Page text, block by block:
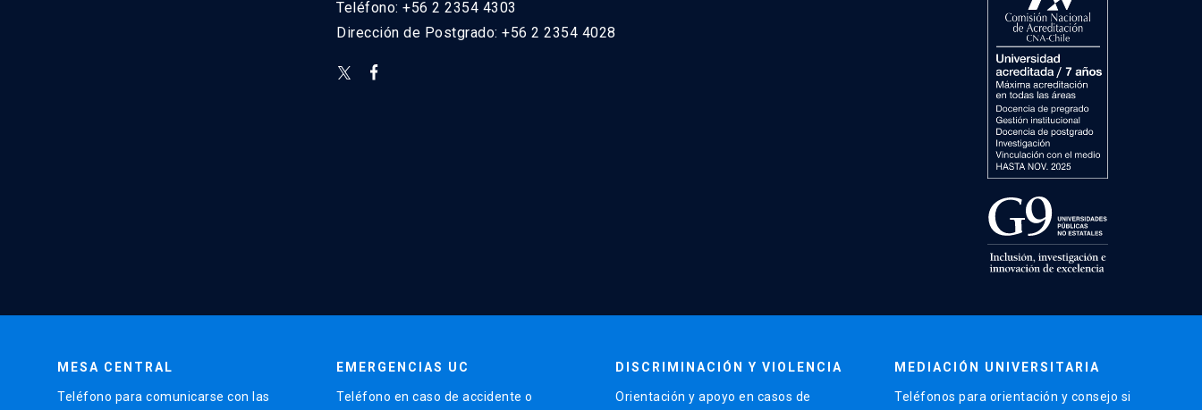
Teléfono: +56 2 2354 4303
Dirección de Postgrado: +56 2 2354 4028
MESA CENTRAL
Teléfono para comunicarse con las
EMERGENCIAS UC
Teléfono en caso de accidente o
DISCRIMINACIÓN Y VIOLENCIA
Orientación y apoyo en casos de
MEDIACIÓN UNIVERSITARIA
Teléfonos para orientación y consejo si